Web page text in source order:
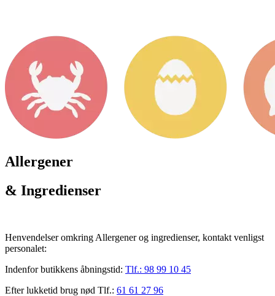
Allergener
& Ingredienser
Henvendelser omkring Allergener og ingredienser, kontakt venligst
personalet:
Indenfor butikkens åbningstid: Tlf.: 98 99 10 45
Efter lukketid brug nød Tlf.: 61 61 27 96